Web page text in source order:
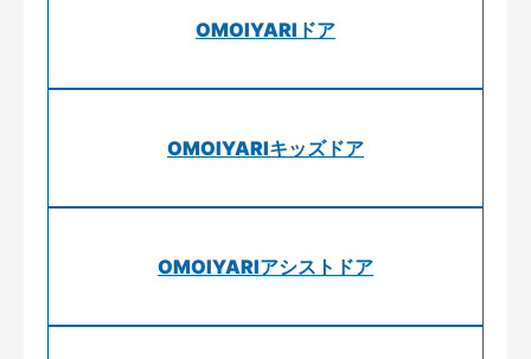
OMOIYARIドア
OMOIYARIキッズドア
OMOIYARIアシストドア